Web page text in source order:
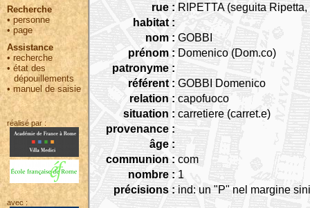
Recherche
• personne
•page
Assistance
• recherche
•état des
dépouillements
•manuel de saisie
réalisé par :
avec :
rue : RIPETTA (seguita
habitat :
nom : GOBBI
prénom : Domenico (Dom.co)
patronyme :
référent : GOBBI Domenico
relation : capofuoco
situation : carretiere (carret.e)
provenance :
âge :
communion : com
nombre : 1
précisions : ind: un "P" nel margine